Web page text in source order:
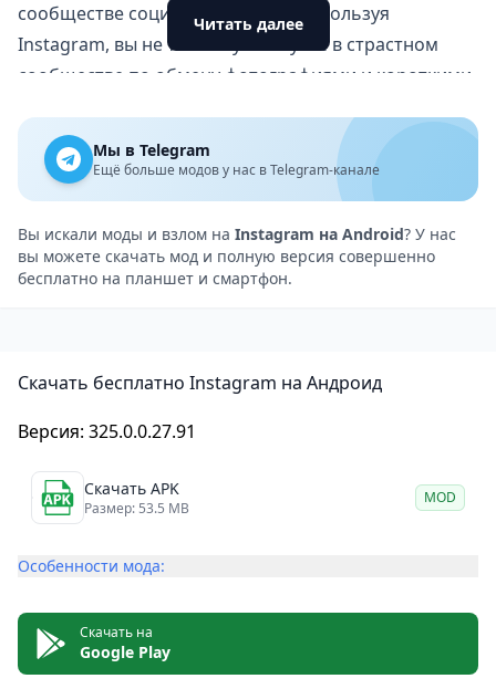
сообществе социальных сетей. Используя
Instagram, вы не только участвуете в страстном
сообществе по обмену фотографиями и короткими
поддерживаете загрузку фотографий во многие
другие социальные сети, в том числе и в Facebook.
Если вы увлекаетесь фотографией или хотите,
чтобы обычные снимки выделялись на фоне других.
Тогда Instagram определенно станет подходящим
инструментом, который поможет вам сделать это с
В этом приложении довольно много встроенных
нему привыкнуть. Поэтому мы дадим вам несколько
рекомендаций, чтобы сделать ваш опыт проще,
чем когда-либо.
бесплатно из App Store или магазина приложений
Запустите приложение Instagram, и вы получите 2
варианта: зарегистрировать новую учетную запись
Читать далее
Мы в Telegram
Ещё больше модов у нас в Telegram-канале
Вы искали моды и взлом на Instagram на Android? У нас
вы можете скачать мод и полную версия совершенно
бесплатно на планшет и смартфон.
Скачать бесплатно Instagram на Андроид
Версия: 325.0.0.27.91
Скачать APK
Размер: 53.5 MB
MOD
Особенности мода:
Скачать на
Google Play